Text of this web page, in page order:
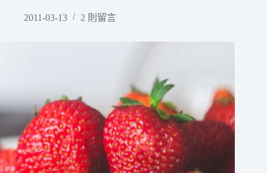
2011-03-13 2 則留言